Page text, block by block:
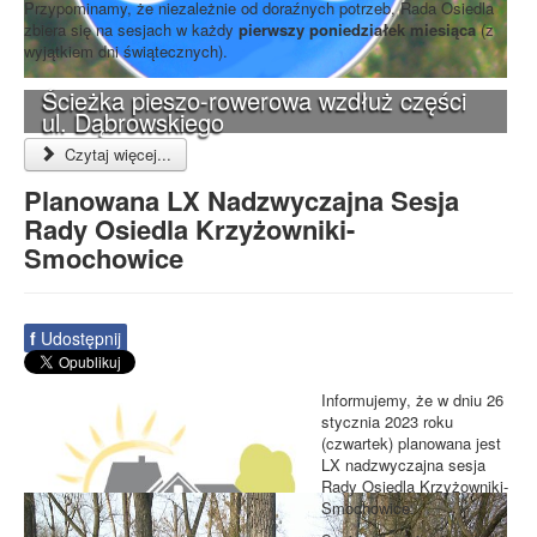
Ścieżka pieszo-rowerowa wzdłuż części
ul. Dąbrowskiego
Przypominamy, że niezależnie od doraźnych potrzeb, Rada Osiedla
zbiera się na sesjach w każdy pierwszy poniedziałek miesiąca(z
wyjątkiem dni świątecznych).
Czytaj więcej...
Planowana LX Nadzwyczajna Sesja
Rady Osiedla Krzyżowniki-
Smochowice
f Udostępnij
Informujemy, że w dniu 26
stycznia 2023 roku
(czwartek) planowana jest
LX nadzwyczajna sesja
Rady Osiedla Krzyżowniki-
Smochowice.